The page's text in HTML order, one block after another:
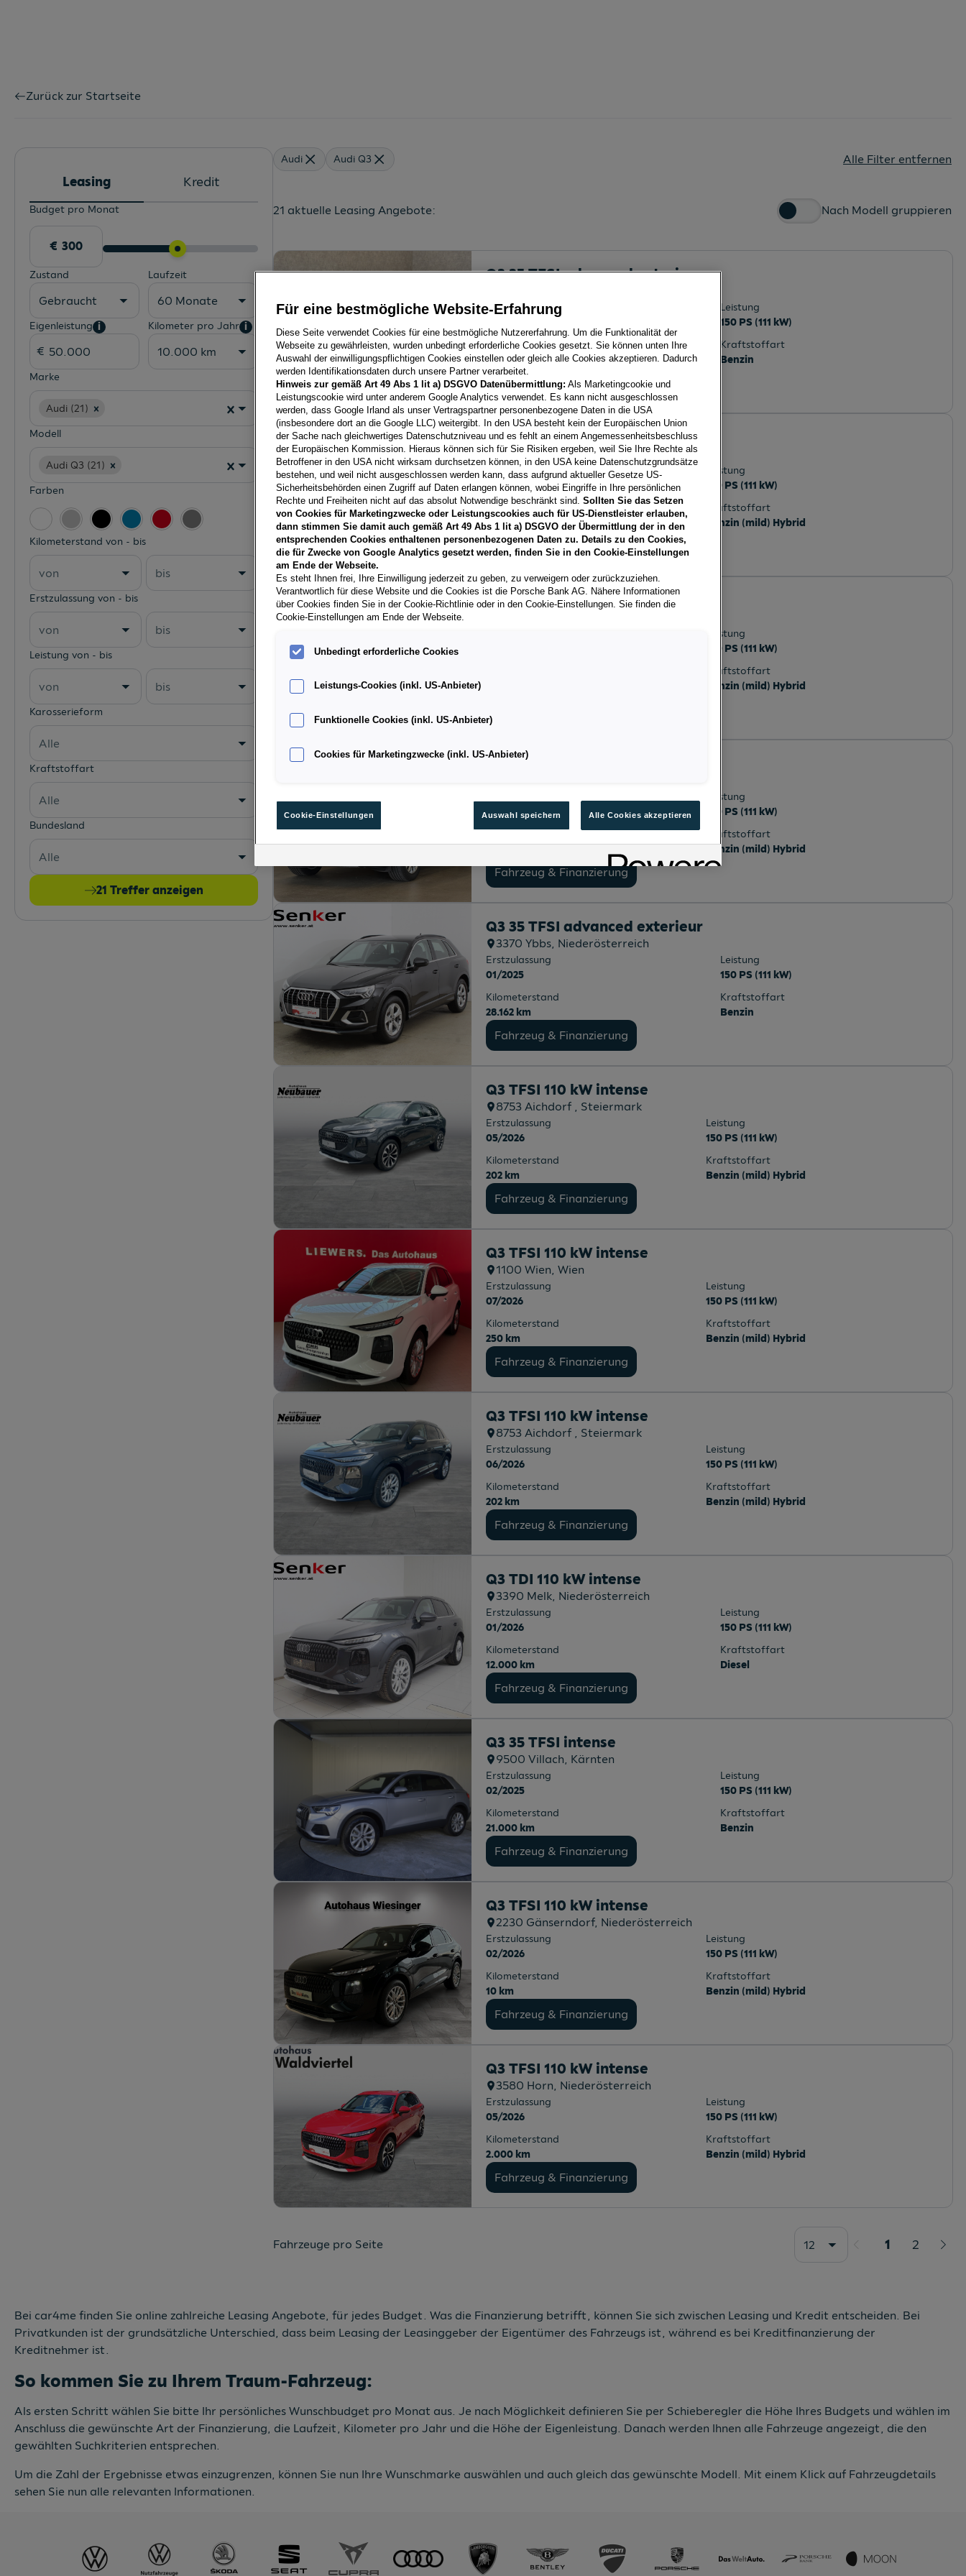
Zurück zur Startseite
Leasing Kredit
Budget pro Monat
Zustand
Gebraucht
Laufzeit
60 Monate
Eigenleistung i Kilometer pro Jahr i
10.000 km
Marke
Audi (21)
Modell
Audi Q3 (21)
Farben
Kilometerstand von - bis
von bis
Erstzulassung von - bis
von bis
Leistung von - bis
von bis
Karosserieform
Alle
Kraftstoffart
Alle
Bundesland
Alle
21 Treffer anzeigen
Audi Audi Q3 Alle Filter entfernen
21 aktuelle Leasing Angebote: Nach Modell gruppieren
Q3 35 TFSI advanced exterieur
Erstzulassung
Leistung
150 PS (111 kW)
Kilometerstand
16.000 km
Kraftstoffart
Benzin
Fahrzeug & Finanzierung
Q3 TFSI 110 kW intense
7000 Eisenstadt, Burgenland
Erstzulassung
07/2026
Leistung
150 PS (111 kW)
Kilometerstand
3.000 km
Kraftstoffart
Benzin (mild) Hybrid
Fahrzeug & Finanzierung
Q3 TFSI 110 kW intense
Leistung
150 PS (111 kW)
Kraftstoffart
Benzin (mild) Hybrid
Q3 TFSI 110 kW intense
05/2026
Leistung
150 PS (111 kW)
Kraftstoffart
Benzin (mild) Hybrid
Fahrzeug & Finanzierung
Q3 35 TFSI advanced exterieur
3370 Ybbs, Niederösterreich
Erstzulassung
01/2025
Leistung
150 PS (111 kW)
Kilometerstand
28.162 km
Kraftstoffart
Benzin
Fahrzeug & Finanzierung
Q3 TFSI 110 kW intense
8753 Aichdorf , Steiermark
Erstzulassung
05/2026
Leistung
150 PS (111 kW)
Kilometerstand
202 km
Kraftstoffart
Benzin (mild) Hybrid
Fahrzeug & Finanzierung
Q3 TFSI 110 kW intense
1100 Wien, Wien
Erstzulassung
07/2026
Leistung
150 PS (111 kW)
Kilometerstand
250 km
Kraftstoffart
Benzin (mild) Hybrid
Fahrzeug & Finanzierung
Q3 TFSI 110 kW intense
8753 Aichdorf , Steiermark
Erstzulassung
06/2026
Leistung
150 PS (111 kW)
Kilometerstand
202 km
Kraftstoffart
Benzin (mild) Hybrid
Fahrzeug & Finanzierung
Q3 TDI 110 kW intense
3390 Melk, Niederösterreich
Erstzulassung
01/2026
Leistung
150 PS (111 kW)
Kilometerstand
12.000 km
Kraftstoffart
Diesel
Fahrzeug & Finanzierung
Q3 35 TFSI intense
9500 Villach, Kärnten
Erstzulassung
02/2025
Leistung
150 PS (111 kW)
Kilometerstand
21.000 km
Kraftstoffart
Benzin
Fahrzeug & Finanzierung
Q3 TFSI 110 kW intense
2230 Gänserndorf, Niederösterreich
Erstzulassung
02/2026
Leistung
150 PS (111 kW)
Kilometerstand
10 km
Kraftstoffart
Benzin (mild) Hybrid
Fahrzeug & Finanzierung
Q3 TFSI 110 kW intense
3580 Horn, Niederösterreich
Erstzulassung
05/2026
Leistung
150 PS (111 kW)
Kilometerstand
2.000 km
Kraftstoffart
Benzin (mild) Hybrid
Fahrzeug & Finanzierung
Fahrzeuge pro Seite 12 1 2
Bei car4me finden Sie online zahlreiche Leasing Angebote, für jedes Budget. Was die Finanzierung betrifft, können Sie sich zwischen Leasing und Kredit entscheiden. Bei
Privatkunden ist der grundsätzliche Unterschied, dass beim Leasing der Leasinggeber der Eigentümer des Fahrzeugs ist, während es bei Kreditfinanzierung der
Kreditnehmer ist.
So kommen Sie zu Ihrem Traum-Fahrzeug:
Als ersten Schritt wählen Sie bitte Ihr persönliches Wunschbudget pro Monat aus. Je nach Möglichkeit definieren Sie per Schieberegler die Höhe Ihres Budgets und wählen im
Anschluss die gewünschte Art der Finanzierung, die Laufzeit, Kilometer pro Jahr und die Höhe der Eigenleistung. Danach werden Ihnen alle Fahrzeuge angezeigt, die den
gewählten Suchkriterien entsprechen.
Um die Zahl der Ergebnisse etwas einzugrenzen, können Sie nun Ihre Wunschmarke auswählen und auch gleich das gewünschte Modell. Mit einem Klick auf Fahrzeugdetails
sehen Sie nun alle relevanten Informationen.
Für eine bestmögliche Website-Erfahrung
Diese Seite verwendet Cookies für eine bestmögliche Nutzererfahrung. Um die Funktionalität der
Webseite zu gewährleisten, wurden unbedingt erforderliche Cookies gesetzt. Sie können unten Ihre
Auswahl der einwilligungspflichtigen Cookies einstellen oder gleich alle Cookies akzeptieren. Dadurch
werden Identifikationsdaten durch unsere Partner verarbeitet.
Hinweis zur gemäß Art 49 Abs 1 lit a) DSGVO Datenübermittlung: Als Marketingcookie und
Leistungscookie wird unter anderem Google Analytics verwendet. Es kann nicht ausgeschlossen
werden, dass Google Irland als unser Vertragspartner personenbezogene Daten in die USA
(insbesondere dort an die Google LLC) weitergibt. In den USA besteht kein der Europäischen Union
der Sache nach gleichwertiges Datenschutzniveau und es fehlt an einem Angemessenheitsbeschluss
der Europäischen Kommission. Hieraus können sich für Sie Risiken ergeben, weil Sie Ihre Rechte als
Betroffener in den USA nicht wirksam durchsetzen können, in den USA keine Datenschutzgrundsätze
bestehen, und weil nicht ausgeschlossen werden kann, dass aufgrund aktueller Gesetze US-
Sicherheitsbehörden einen Zugriff auf Daten erlangen können, wobei Eingriffe in Ihre persönlichen
Rechte und Freiheiten nicht auf das absolut Notwendige beschränkt sind. Sollten Sie das Setzen
von Cookies für Marketingzwecke oder Leistungscookies auch für US-Dienstleister erlauben,
dann stimmen Sie damit auch gemäß Art 49 Abs 1 lit a) DSGVO der Übermittlung der in den
entsprechenden Cookies enthaltenen personenbezogenen Daten zu. Details zu den Cookies,
die für Zwecke von Google Analytics gesetzt werden, finden Sie in den Cookie-Einstellungen
am Ende der Webseite.
Es steht Ihnen frei, Ihre Einwilligung jederzeit zu geben, zu verweigern oder zurückzuziehen.
Verantwortlich für diese Website und die Cookies ist die Porsche Bank AG. Nähere Informationen
über Cookies finden Sie in der Cookie-Richtlinie oder in den Cookie-Einstellungen. Sie finden die
Cookie-Einstellungen am Ende der Webseite.
Unbedingt erforderliche Cookies
Leistungs-Cookies (inkl. US-Anbieter)
Funktionelle Cookies (inkl. US-Anbieter)
Cookies für Marketingzwecke (inkl. US-Anbieter)
Cookie-Einstellungen Auswahl speichern Alle Cookies akzeptieren